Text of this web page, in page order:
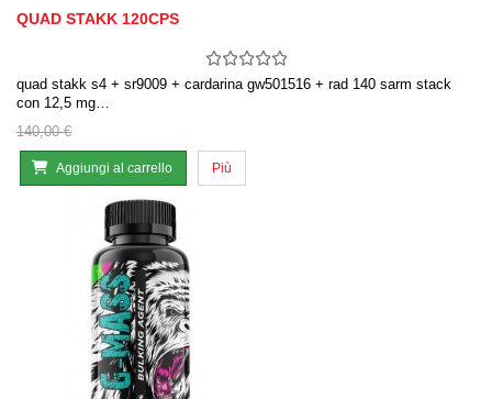
QUAD STAKK 120CPS
quad stakk s4 + sr9009 + cardarina gw501516 + rad 140 sarm stack
con 12,5 mg…
140,00 €
Aggiungi al carrello Più